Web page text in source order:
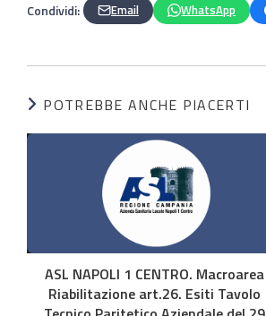
Condividi: Email WhatsApp
POTREBBE ANCHE PIACERTI
ASL NAPOLI 1 CENTRO. Macroarea
Riabilitazione art.26. Esiti Tavolo